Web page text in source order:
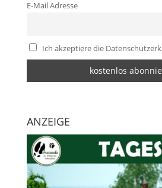
E-Mail Adresse
Ich akzeptiere die
ANZEIGE